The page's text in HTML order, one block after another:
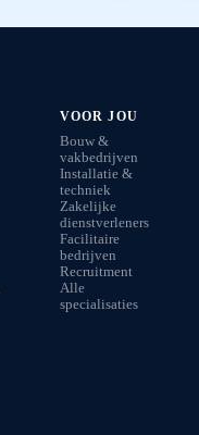
VOOR JOU
Bouw &
vakbedrijven
Installatie &
techniek
Zakelijke
dienstverleners
Facilitaire
bedrijven
Recruitment
Alle
specialisaties